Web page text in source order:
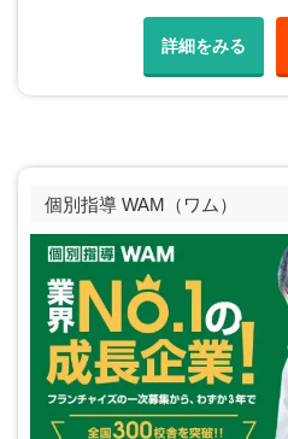
詳細をみる
個別指導 WAM（ワム）